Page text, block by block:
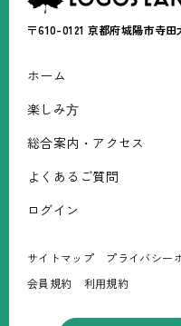
〒610-0121 京都府城陽市寺
ホーム
楽しみ⽅
総合案内・アクセス
よくあるご質問
ログイン
サイトマップ プライバシー
会員規約
利⽤規約